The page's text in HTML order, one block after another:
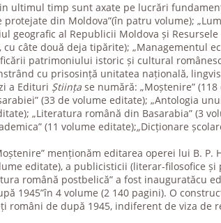
ultimul timp sunt axate pe lucrări
din Moldova”(în patru volume);
geografic al Republicii Moldova și
cu câte două deja tipărite); „Managementul
patrimoniului istoric și cultural
cu prisosință unitatea națională,
a Edituri Științase numără: „Moștenire”
(33 de volume editate); „Antologia
„Literatura română din Basarabia” (3
(11 volume editate);„Dicționare
menționăm editarea operei lui B.
editate), a publicisticii (literar-filosofice
română postbelică” a fost inauguratăcu
1945”în 4 volume (2 140 pagini). O
români de după 1945, indiferent de viza de